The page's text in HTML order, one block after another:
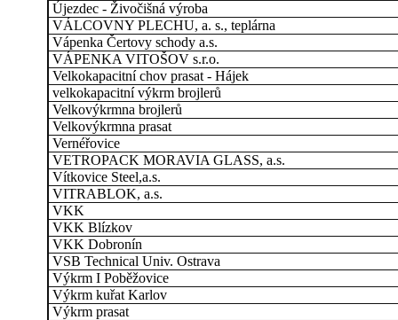
Újezdec - Živočišná výroba
VÁLCOVNY PLECHU, a. s., teplárna
Vápenka Čertovy schody a.s.
VÁPENKA VITOŠOV s.r.o.
Velkokapacitní chov prasat - Hájek
velkokapacitní výkrm brojlerů
Velkovýkrmna brojlerů
Velkovýkrmna prasat
Vernéřovice
VETROPACK MORAVIA GLASS, a.s.
Vítkovice Steel,a.s.
VITRABLOK, a.s.
VKK
VKK Blízkov
VKK Dobronín
VSB Technical Univ. Ostrava
Výkrm I Poběžovice
Výkrm kuřat Karlov
Výkrm prasat